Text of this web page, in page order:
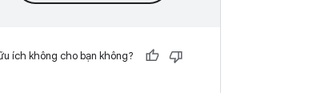
ích không cho bạn không?